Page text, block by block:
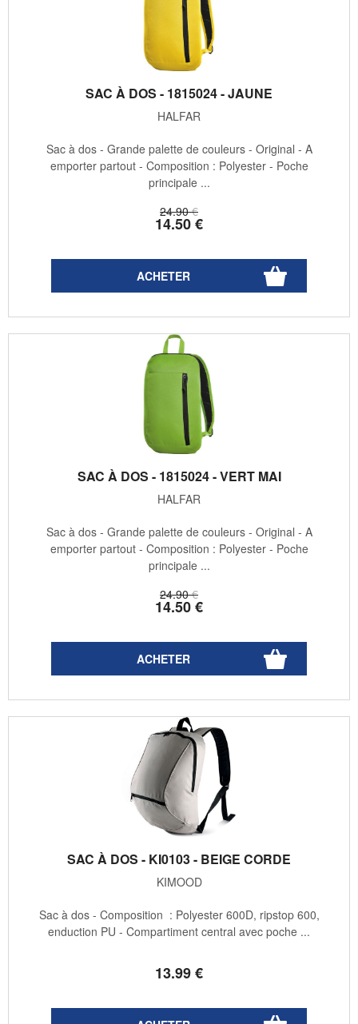
SAC À DOS - 1815024 - JAUNE
HALFAR
24.90 €
14.50€
Sac à dos - Grande palette de couleurs - Original - A
emporter partout - Composition : Polyester - Poche
principale ...
SAC À DOS - 1815024 - VERT MAI
HALFAR
24.90 €
14.50€
Sac à dos - Grande palette de couleurs - Original - A
emporter partout - Composition : Polyester - Poche
principale ...
SAC À DOS - KI0103 - BEIGE CORDE
KIMOOD
13.99€
Sac à dos - Composition : Polyester 600D, ripstop 600,
enduction PU - Compartiment central avec poche ...